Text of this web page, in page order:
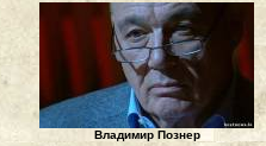
Владимир Познер